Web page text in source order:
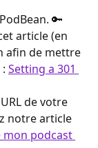
🔑
article (en
afin de mettre
Setting a 301
de votre
notre article
mon podcast